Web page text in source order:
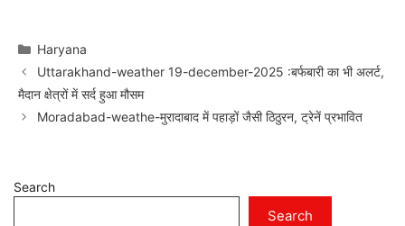
Categories
Haryana
Uttarakhand-weather 19-december-2025 :बर्फबारी का भी अलर्ट,
मैदान क्षेत्रों में सर्द हुआ मौसम
Moradabad-weathe-मुरादाबाद में पहाड़ों जैसी ठिठुरन, ट्रेनें प्रभावित
Search
Search